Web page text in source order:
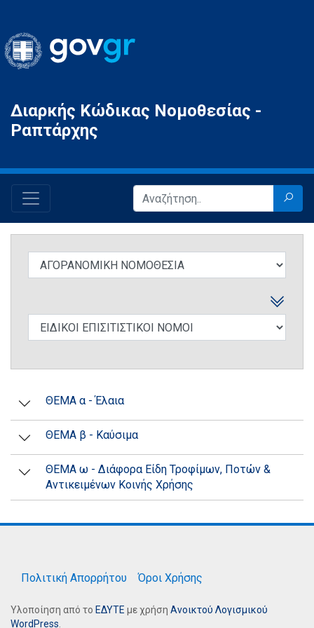
Gov.gr
Διαρκής Κώδικας Νομοθεσίας -
Ραπτάρχης
ΘΕΜΑ α - Έλαια
ΘΕΜΑ β - Καύσιμα
ΘΕΜΑ ω - Διάφορα Είδη Τροφίμων, Ποτών &
Αντικειμένων Κοινής Χρήσης
Πολιτική Απορρήτου Όροι Χρήσης
Υλοποίηση από το ΕΔΥΤΕ με χρήση Ανοικτού Λογισμικού
WordPress.